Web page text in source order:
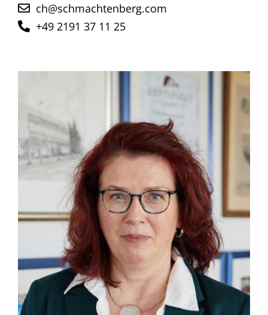
ch@schmachtenberg.com
+49 2191 37 11 25